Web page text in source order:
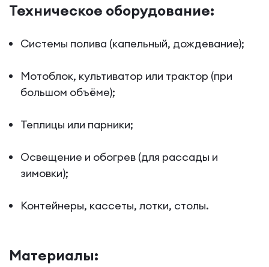
Техническое оборудование:
Системы полива (капельный, дождевание);
Мотоблок, культиватор или трактор (при
большом объёме);
Теплицы или парники;
Освещение и обогрев (для рассады и
зимовки);
Контейнеры, кассеты, лотки, столы.
Материалы: